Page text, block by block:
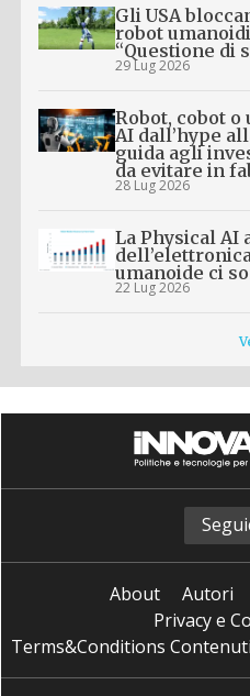
Gli USA
robot
“Questione di
29 Lug 2026
Robot, cobot o
AI dall’hype
guida agli
da evitare in
28 Lug 2026
La Physical AI
umanoide ci
22 Lug 2026
About Autori
Privacy e
Terms&Conditions